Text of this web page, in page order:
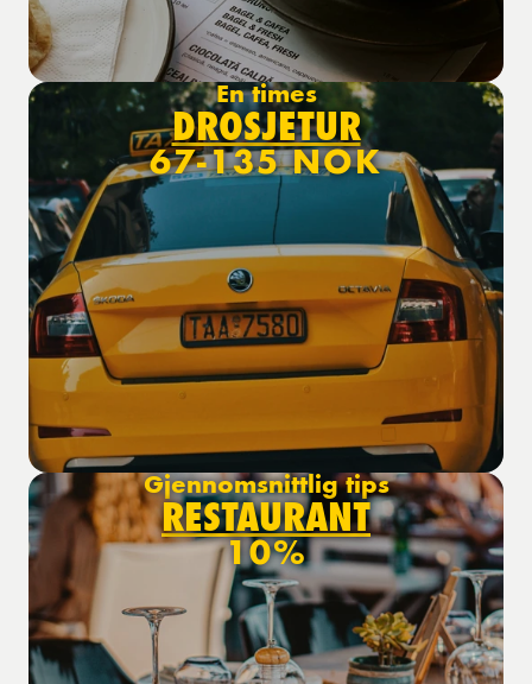
En times
DROSJETUR
67-135 NOK
Gjennomsnittlig tips
RESTAURANT
10%